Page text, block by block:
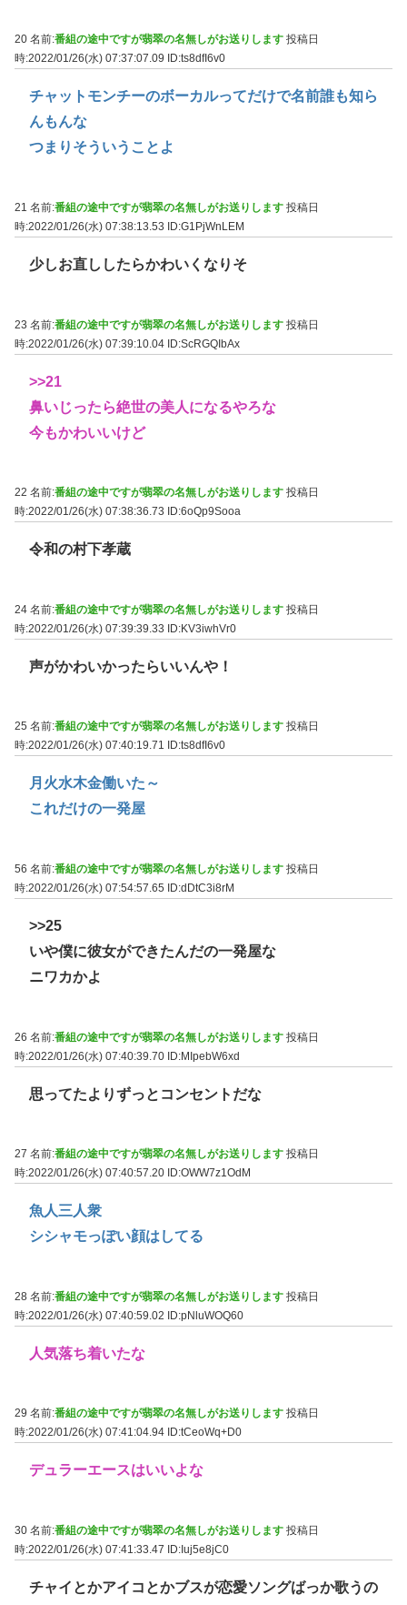
20 名前:番組の途中ですが翡翠の名無しがお送りします 投稿日
時:2022/01/26(水) 07:37:07.09
ID:ts8dfI6v0
チャットモンチーのボーカルってだけで名前誰も知ら
んもんな
つまりそういうことよ
21 名前:番組の途中ですが翡翠の名無しがお送りします 投稿日
時:2022/01/26(水) 07:38:13.53
ID:G1PjWnLEM
少しお直ししたらかわいくなりそ
23 名前:番組の途中ですが翡翠の名無しがお送りします 投稿日
時:2022/01/26(水) 07:39:10.04 ID:ScRGQIbAx
>>21
鼻いじったら絶世の美人になるやろな
今もかわいいけど
22 名前:番組の途中ですが翡翠の名無しがお送りします 投稿日
時:2022/01/26(水) 07:38:36.73
ID:6oQp9Sooa
令和の村下孝蔵
24 名前:番組の途中ですが翡翠の名無しがお送りします 投稿日
時:2022/01/26(水) 07:39:39.33 ID:KV3iwhVr0
声がかわいかったらいいんや！
25 名前:番組の途中ですが翡翠の名無しがお送りします 投稿日
時:2022/01/26(水) 07:40:19.71
ID:ts8dfI6v0
月火水木金働いた～
これだけの一発屋
56 名前:番組の途中ですが翡翠の名無しがお送りします 投稿日
時:2022/01/26(水) 07:54:57.65
ID:dDtC3i8rM
>>25
いや僕に彼女ができたんだの一発屋な
ニワカかよ
26 名前:番組の途中ですが翡翠の名無しがお送りします 投稿日
時:2022/01/26(水) 07:40:39.70 ID:MIpebW6xd
思ってたよりずっとコンセントだな
27 名前:番組の途中ですが翡翠の名無しがお送りします 投稿日
時:2022/01/26(水) 07:40:57.20 ID:OWW7z1OdM
魚人三人衆
シシャモっぽい顔はしてる
28 名前:番組の途中ですが翡翠の名無しがお送りします 投稿日
時:2022/01/26(水) 07:40:59.02 ID:pNluWOQ60
人気落ち着いたな
29 名前:番組の途中ですが翡翠の名無しがお送りします 投稿日
時:2022/01/26(水) 07:41:04.94 ID:tCeoWq+D0
デュラーエースはいいよな
30 名前:番組の途中ですが翡翠の名無しがお送りします 投稿日
時:2022/01/26(水) 07:41:33.47
ID:Iuj5e8jC0
チャイとかアイコとかブスが恋愛ソングばっか歌うの